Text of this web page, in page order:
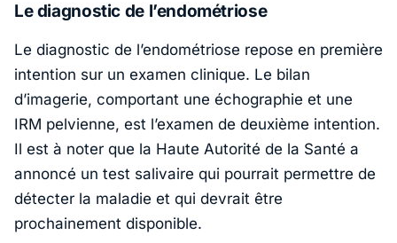
Le diagnostic de l’endométriose
Le diagnostic de l’endométriose repose en première
intention sur un examen clinique. Le bilan
d’imagerie, comportant une échographie et une
IRM pelvienne, est l’examen de deuxième intention.
Il est à noter que la Haute Autorité de la Santé a
annoncé un test salivaire qui pourrait permettre de
détecter la maladie et qui devrait être
prochainement disponible.